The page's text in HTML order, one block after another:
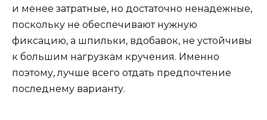
и менее затратные, но достаточно ненадежные,
поскольку не обеспечивают нужную
фиксацию, а шпильки, вдобавок, не устойчивы
к большим нагрузкам кручения. Именно
поэтому, лучше всего отдать предпочтение
последнему варианту.